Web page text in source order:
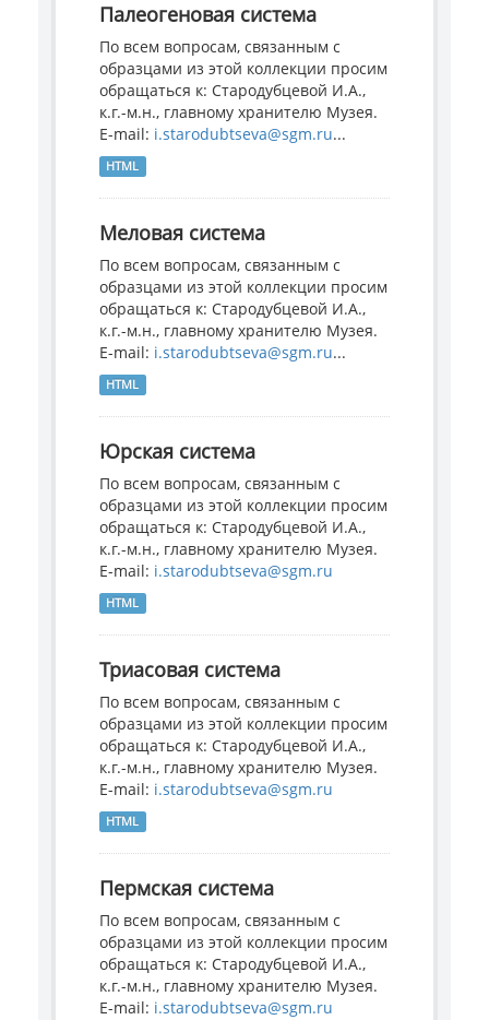
Палеогеновая система
По всем вопросам, связанным с
образцами из этой коллекции просим
обращаться к: Стародубцевой И.А.,
к.г.-м.н., главному хранителю Музея.
E-mail: i.starodubtseva@sgm.ru...
HTML
Меловая система
По всем вопросам, связанным с
образцами из этой коллекции просим
обращаться к: Стародубцевой И.А.,
к.г.-м.н., главному хранителю Музея.
E-mail: i.starodubtseva@sgm.ru...
HTML
Юрская система
По всем вопросам, связанным с
образцами из этой коллекции просим
обращаться к: Стародубцевой И.А.,
к.г.-м.н., главному хранителю Музея.
E-mail: i.starodubtseva@sgm.ru
HTML
Триасовая система
По всем вопросам, связанным с
образцами из этой коллекции просим
обращаться к: Стародубцевой И.А.,
к.г.-м.н., главному хранителю Музея.
E-mail: i.starodubtseva@sgm.ru
HTML
Пермская система
По всем вопросам, связанным с
образцами из этой коллекции просим
обращаться к: Стародубцевой И.А.,
к.г.-м.н., главному хранителю Музея.
E-mail: i.starodubtseva@sgm.ru